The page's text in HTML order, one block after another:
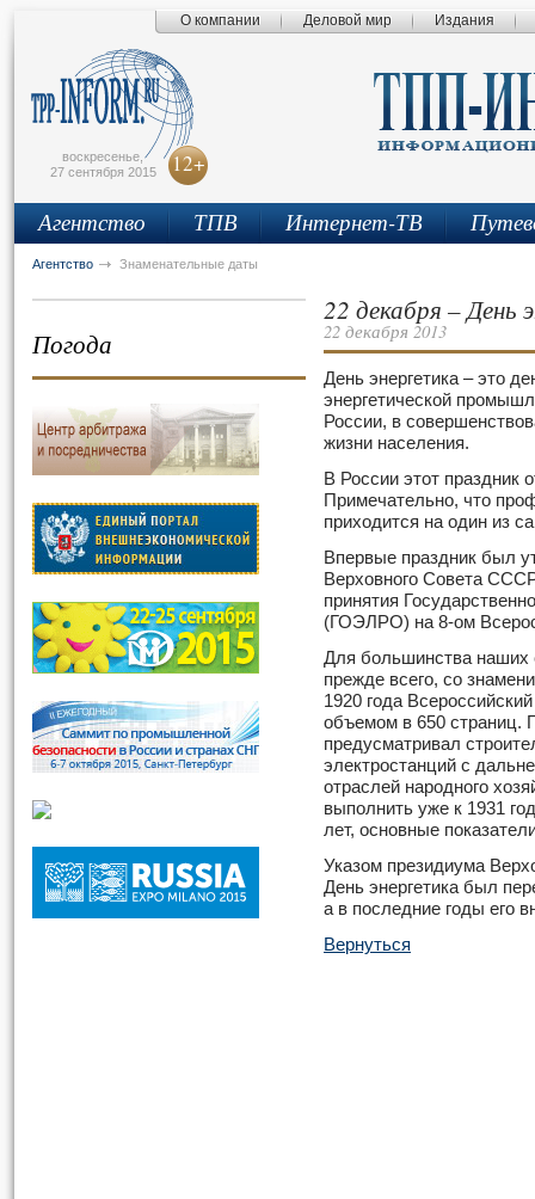
О компании Деловой мир Издания
воскресенье,
27 сентября 2015
12+
Агентство ТПВ Интернет-ТВ
Агентство Знаменательные даты
Погода
22 декабря – День
22 декабря 2013
День энергетика – это
энергетической
России, в
жизни населения.
В России этот праздник
Примечательно, что
приходится на один из
Впервые праздник был
Верховного Совета
принятия
(ГОЭЛРО) на 8-ом
Для большинства
прежде всего, со
1920 года
объемом в 650 страниц.
предусматривал
электростанций с
отраслей народного
выполнить уже к 1931
лет, основные
Указом президиума
День энергетика был
а в последние годы его
Вернуться